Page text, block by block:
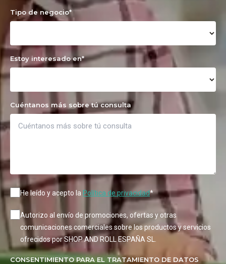
Tipo de negocio*
Estoy interesado en*
Cuéntanos más sobre tú consulta
He leído y acepto la Política de privacidad*
Autorizo al envío de promociones, ofertas y otras
comunicaciones comerciales sobre los productos y servicios
ofrecidos por SHOP AND ROLL ESPAÑA SL.
CONSENTIMIENTO PARA EL TRATAMIENTO DE DATOS